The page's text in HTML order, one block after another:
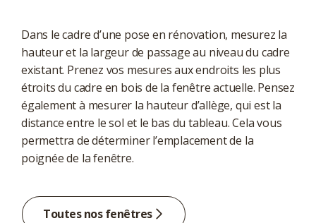
Dans le cadre d’une pose en rénovation, mesurez la
hauteur et la largeur de passage au niveau du cadre
existant. Prenez vos mesures aux endroits les plus
étroits du cadre en bois de la fenêtre actuelle. Pensez
également à mesurer la hauteur d’allège, qui est la
distance entre le sol et le bas du tableau. Cela vous
permettra de déterminer l’emplacement de la
poignée de la fenêtre.
Toutes nos fenêtres